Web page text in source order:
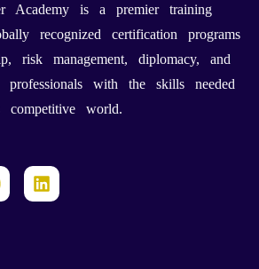
Academy is a premier training
recognized certification programs
risk management, diplomacy, and
professionals with the skills needed
world.